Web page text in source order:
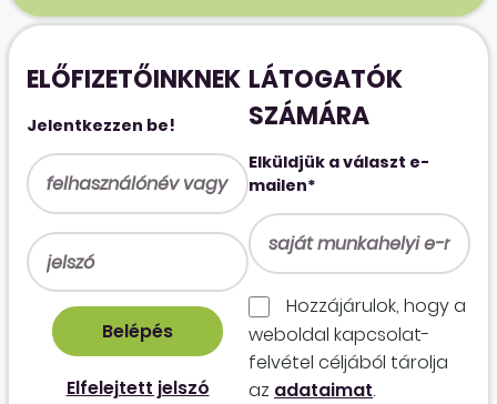
ELŐFIZETŐINKNEK
Jelentkezzen be!
Elfelejtett jelszó
LÁTOGATÓK
SZÁMÁRA
Elküldjük a választ e-
mailen*
Hozzájárulok, hogy a
weboldal kapcso­lat­
felvétel céljából tárolja
az adataimat.